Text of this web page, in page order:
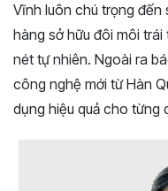
Vĩnh luôn chú trọng đến
hàng sở hữu đôi môi trái
nét tự nhiên. Ngoài ra
công nghệ mới từ Hàn
dụng hiệu quả cho từng